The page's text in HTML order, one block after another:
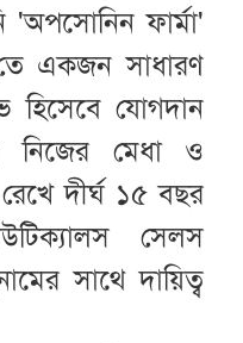
'অপসোনিন ফার্মা'
একজন সাধারণ
হিসেবে যোগদান
নিজের মেধা ও
দীর্ঘ ১৫ বছর
সেলস
সাথে দায়িত্ব